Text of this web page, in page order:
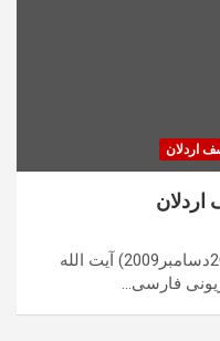
اردلان
اردلان
پنج سال پیش (٢٩ آذر ١٣٨٨ برابر با20دسامبر2009) آیت اللە
فارسی…